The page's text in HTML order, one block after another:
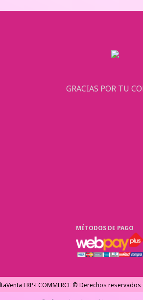
GRACIAS POR TU
MÉTODOS DE PAGO
ERP-ECOMMERCE © Derechos reservados